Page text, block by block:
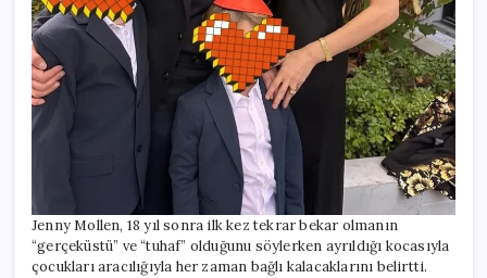
Jenny Mollen, 18 yıl sonra ilk kez tekrar bekar olmanın
“gerçeküstü” ve “tuhaf” olduğunu söylerken ayrıldığı kocasıyla
çocukları aracılığıyla her zaman bağlı kalacaklarını belirtti.